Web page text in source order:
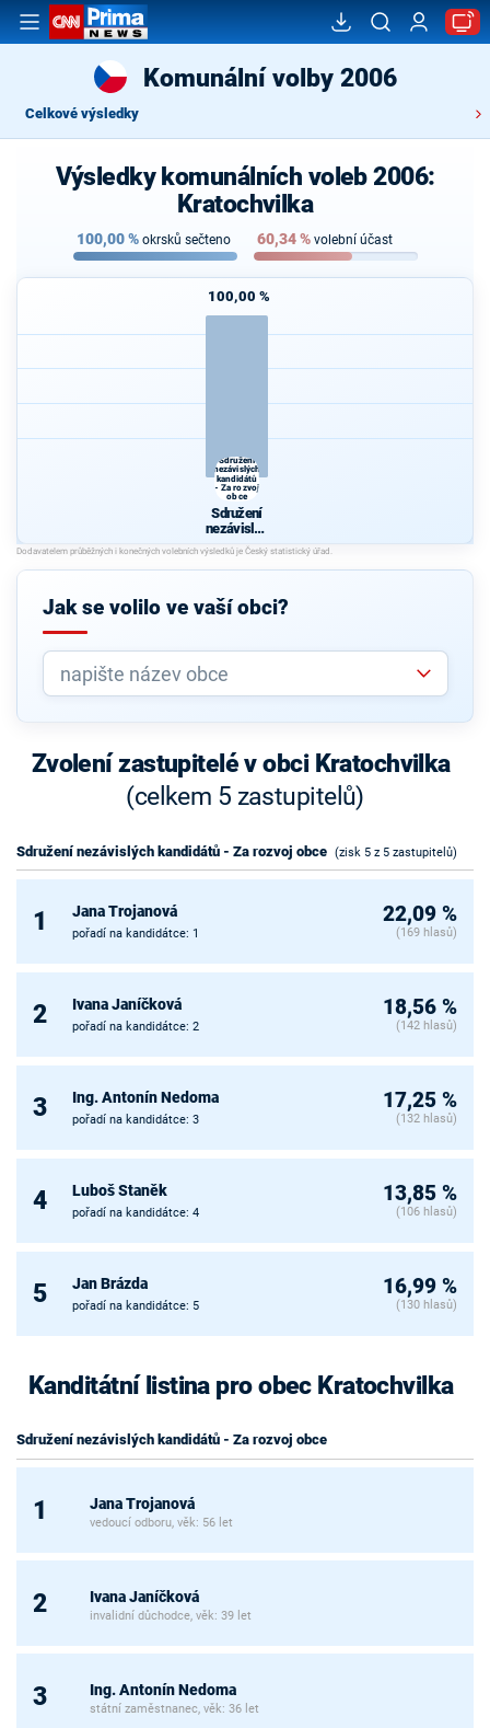
Komunální volby 2006
Celkové výsledky
Výsledky komunálních voleb 2006:
Kratochvilka
100,00% okrsků sečteno 60,34% volební účast
100,00 %
Sdružení
nezávislých
kandidátů
- Za rozvoj
obce
Sdružení
nezávislýc
h
kandidátů
- Za rozvoj
Jak se volilo ve vaší obci?
Zvolení zastupitelé v obci Kratochvilka
(celkem 5 zastupitelů)
Sdružení nezávislých kandidátů - Za rozvoj obce (zisk 5 z 5 zastupitelů)
1 Jana Trojanová
pořadí na kandidátce: 1
22,09 %
(169 hlasů)
2 Ivana Janíčková
pořadí na kandidátce: 2
18,56 %
(142 hlasů)
3 Ing. Antonín Nedoma
pořadí na kandidátce: 3
17,25 %
(132 hlasů)
4 Luboš Staněk
pořadí na kandidátce: 4
13,85 %
(106 hlasů)
5 Jan Brázda
pořadí na kandidátce: 5
16,99 %
(130 hlasů)
Kanditátní listina pro obec Kratochvilka
Sdružení nezávislých kandidátů - Za rozvoj obce
1 Jana Trojanová
vedoucí odboru, věk: 56 let
2 Ivana Janíčková
invalidní důchodce, věk: 39 let
3 Ing. Antonín Nedoma
státní zaměstnanec, věk: 36 let